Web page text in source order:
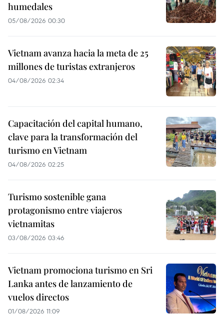
humedales
05/08/2026 00:30
Vietnam avanza hacia la meta de 25
millones de turistas extranjeros
04/08/2026 02:34
Capacitación del capital humano,
clave para la transformación del
turismo en Vietnam
04/08/2026 02:25
Turismo sostenible gana
protagonismo entre viajeros
vietnamitas
03/08/2026 03:46
Vietnam promociona turismo en Sri
Lanka antes de lanzamiento de
vuelos directos
01/08/2026 11:09